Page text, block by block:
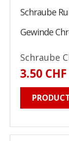
Schraube
Gewinde
Schraube
3.50 CHF